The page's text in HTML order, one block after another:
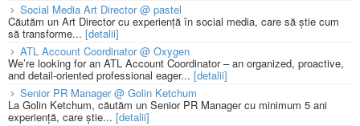
Social Media Art Director @ pastel
Căutăm un Art Director cu experiență în social media, care să știe cum
să transforme... [detalii]
ATL Account Coordinator @ Oxygen
We’re looking for an ATL Account Coordinator – an organized, proactive,
and detail-oriented professional eager... [detalii]
Senior PR Manager @ Golin Ketchum
La Golin Ketchum, căutăm un Senior PR Manager cu minimum 5 ani
experiență, care știe... [detalii]